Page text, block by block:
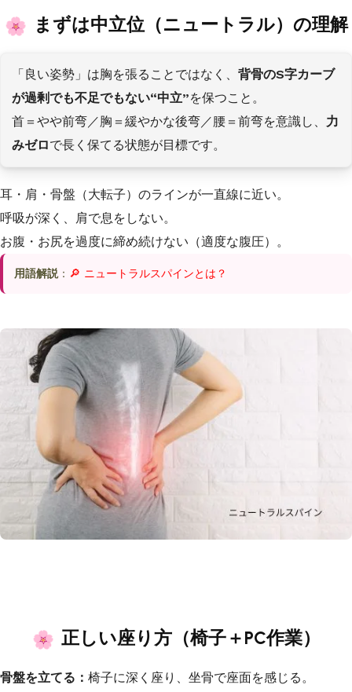
まずは中立位（ニュートラル）の理解
「良い姿勢」は胸を張ることではなく、 背骨のS字カーブ
が過剰でも不足でもない“中立”を保つこと。
首＝やや前弯／胸＝緩やかな後弯／腰＝前弯を意識し、 力
みゼロで長く保てる状態が目標です。
耳・肩・骨盤（大転子）のラインが一直線に近い。
呼吸が深く、肩で息をしない。
お腹・お尻を過度に締め続けない（適度な腹圧）。
用語解説 ： 🔎 ニュートラルスパインとは？
正しい座り方（椅子＋PC作業）
骨盤を立てる： 椅子に深く座り、坐骨で座面を感じる。